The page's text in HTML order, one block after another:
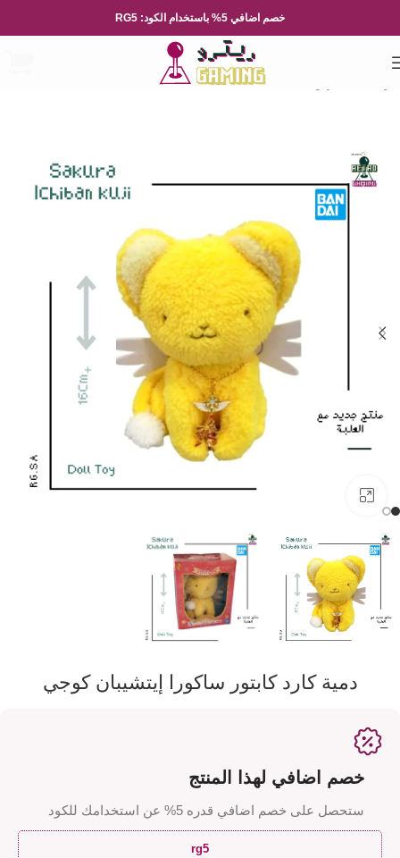
خصم اضافي 5% باستخدام الكود: RG5
دمية كارد كابتور ساكورا إيتشيبان كوجي
خصم اضافي لهذا المنتج
ستحصل على خصم اضافي قدره 5% عن استخدامك للكود
rg5